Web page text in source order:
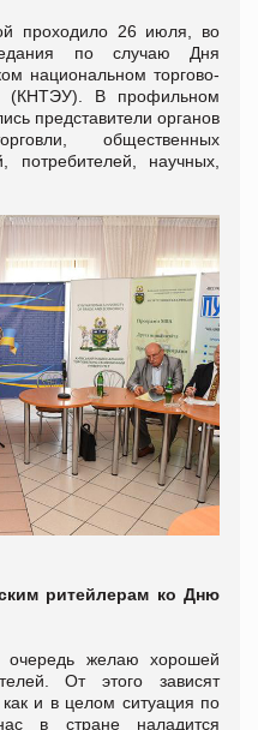
проходило 26 июля, во
по случаю Дня
национальном торгово-
(КНТЭУ). В профильном
представители органов
общественных
потребителей, научных,
ритейлерам ко Дню
желаю хорошей
От этого зависят
и в целом ситуация по
в стране наладится